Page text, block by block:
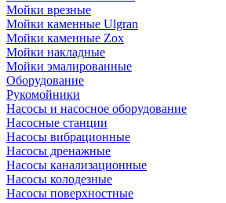
Мойки врезные
Мойки каменные Ulgran
Мойки каменные Zox
Мойки накладные
Мойки эмалированные
Оборудование
Рукомойники
Насосы и насосное оборудование
Насосные станции
Насосы вибрационные
Насосы дренажные
Насосы канализационные
Насосы колодезные
Насосы поверхностные